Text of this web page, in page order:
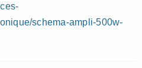
schema-ampli-500w-